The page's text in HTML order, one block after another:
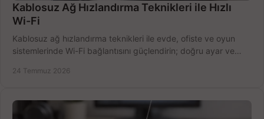
Kablosuz Ağ Hızlandırma Teknikleri ile Hızlı
Wi-Fi
Kablosuz ağ hızlandırma teknikleri ile evde, ofiste ve oyun
sistemlerinde Wi-Fi bağlantısını güçlendirin; doğru ayar ve
24 Temmuz 2026